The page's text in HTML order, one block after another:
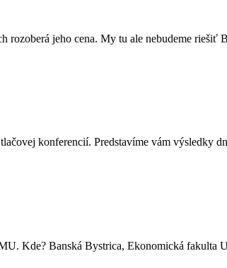
rozoberá jeho cena. My tu ale nebudeme
konferencií. Predstavíme vám výsledky
Kde? Banská Bystrica, Ekonomická